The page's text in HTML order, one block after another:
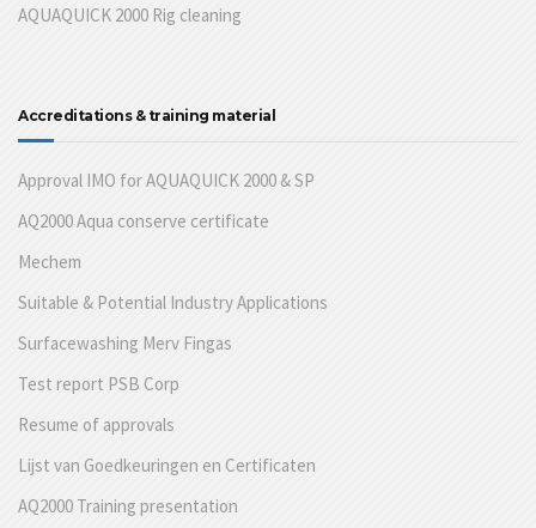
AQUAQUICK 2000 Rig cleaning
Accreditations & training material
Approval IMO for AQUAQUICK 2000 & SP
AQ2000 Aqua conserve certificate
Mechem
Suitable & Potential Industry Applications
Surfacewashing Merv Fingas
Test report PSB Corp
Resume of approvals
Lijst van Goedkeuringen en Certificaten
AQ2000 Training presentation